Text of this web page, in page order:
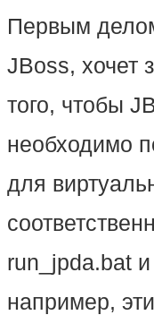
Первым
JBoss, хочет
того, чтобы
необходимо
для
run_jpda.bat
например,